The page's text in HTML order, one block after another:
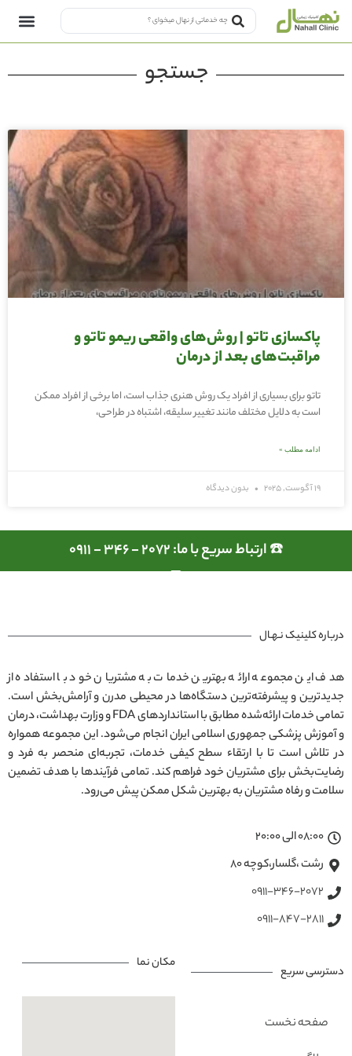
جستجو
پاکسازی تاتو | روش‌های واقعی ریمو تاتو و
مراقبت‌های بعد از درمان
تاتو برای بسیاری از افراد یک روش هنری جذاب است، اما برخی از افراد ممکن
است به دلایل مختلف مانند تغییر سلیقه، اشتباه در طراحی،
ادامه مطلب »
19 آگوست, 2025 بدون دیدگاه
☎️ ارتباط سریع با ما: 2072 - 346 - 0911
درباره کلینیک نـهـال
هدف این مجموعه ارائه بهترین خدمات به مشتریان خود با استفاده از
جدیدترین و پیشرفته‌ترین دستگاه‌ها در محیطی مدرن و آرامش‌بخش است.
تمامی خدمات ارائه‌شده مطابق با استانداردهای FDA و وزارت بهداشت، درمان
و آموزش پزشکی جمهوری اسلامی ایران انجام می‌شود. این مجموعه همواره
در تلاش است تا با ارتقاء سطح کیفی خدمات، تجربه‌ای منحصر به فرد و
رضایت‌بخش برای مشتریان خود فراهم کند. تمامی فرآیندها با هدف تضمین
سلامت و رفاه مشتریان به بهترین شکل ممکن پیش می‌رود.
08:00 الی 20:00
رشت ،گلسار،کوچه ۸۰
0911-346-2072
0911-847-2811
دسترسی سریع
صفحه نخست
مکان نما